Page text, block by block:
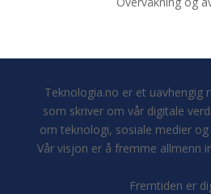
Teknologia.no er et uavhengig
som skriver om vår digitale
om teknologi, sosiale medier
Vår visjon er å fremme allmenn
Fremtiden er